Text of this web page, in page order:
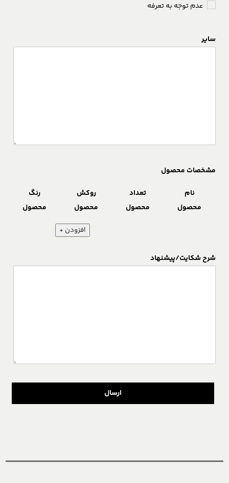
عدم توجه به تعرفه
سایر
مشخصات محصول
نام
محصول
تعداد
محصول
روکش
محصول
رنگ
محصول
افزودن +
شرح شکایت/پیشنهاد
ارسال